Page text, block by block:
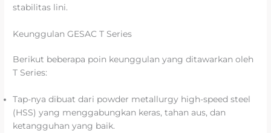
stabilitas lini.
Keunggulan GESAC T Series
Berikut beberapa poin keunggulan yang ditawarkan oleh
T Series:
Tap-nya dibuat dari powder metallurgy high-speed steel
(HSS) yang menggabungkan keras, tahan aus, dan
ketangguhan yang baik.